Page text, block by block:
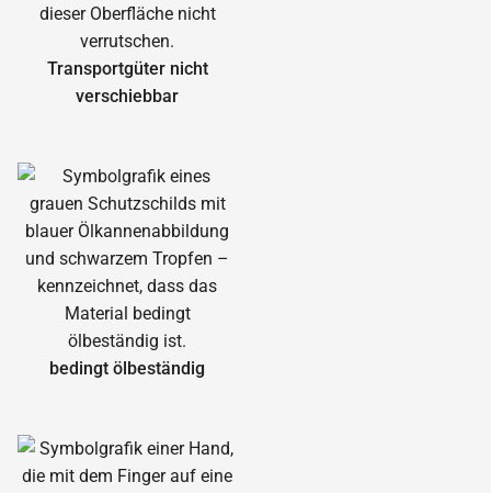
Transportgüter nicht
verschiebbar
bedingt ölbeständig